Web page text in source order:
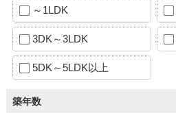
～1LDK
3DK～3LDK
5DK～5LDK以上
築年数